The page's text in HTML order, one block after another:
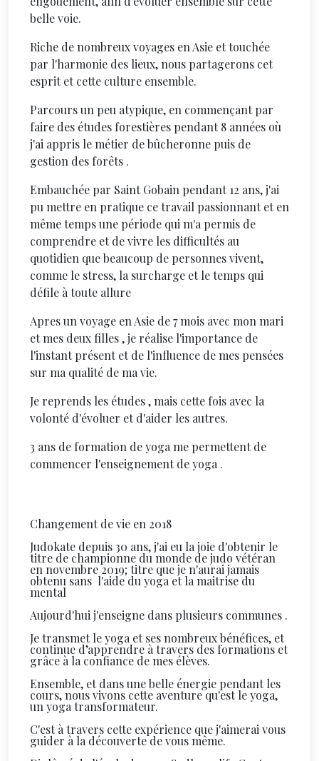
belle voie.
Riche de nombreux voyages en Asie et touchée
par l'harmonie des lieux, nous partagerons cet
esprit et cette culture ensemble.
Parcours un peu atypique, en commençant par
faire des études forestières pendant 8 années où
j'ai appris le métier de bûcheronne puis de
gestion des forêts .
Embauchée par Saint Gobain pendant 12 ans, j'ai
pu mettre en pratique ce travail passionnant et en
même temps une période qui m'a permis de
comprendre et de vivre les difficultés au
quotidien que beaucoup de personnes vivent,
comme le stress, la surcharge et le temps qui
défile à toute allure
Apres un voyage en Asie de 7 mois avec mon mari
et mes deux filles , je réalise l'importance de
l'instant présent et de l'influence de mes pensées
sur ma qualité de ma vie.
Je reprends les études , mais cette fois avec la
volonté d'évoluer et d'aider les autres.
3 ans de formation de yoga me permettent de
commencer l'enseignement de yoga .
Changement de vie en 2018
Judokate depuis 30 ans, j'ai eu la joie d'obtenir le
titre de championne du monde de judo vétéran
en novembre 2019; titre que je n'aurai jamais
obtenu sans l'aide du yoga et la maitrise du
mental
Aujourd'hui j'enseigne dans plusieurs communes .
Je transmet le yoga et ses nombreux bénéfices, et
continue d’apprendre à travers des formations et
grâce à la confiance de mes élèves.
Ensemble, et dans une belle énergie pendant les
cours, nous vivons cette aventure qu'est le yoga,
un yoga transformateur.
C'est à travers cette expérience que j'aimerai vous
guider à la découverte de vous même.